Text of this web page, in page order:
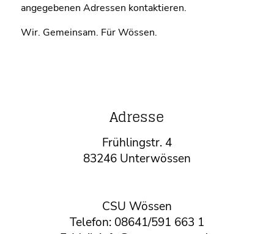
angegebenen Adressen kontaktieren.
Wir. Gemeinsam. Für Wössen.
Adresse
Frühlingstr. 4
83246 Unterwössen
CSU Wössen
Telefon: 08641/591 663 1